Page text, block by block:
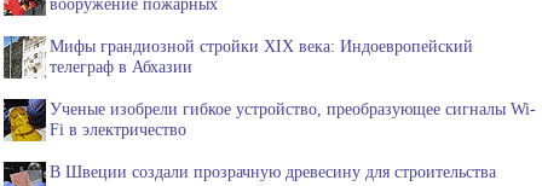
Мифы грандиозной стройки XIX века: Индоевропейский
телеграф в Абхазии
Ученые изобрели гибкое устройство, преобразующее сигналы Wi-
Fi в электричество
В Швеции создали прозрачную древесину для строительства